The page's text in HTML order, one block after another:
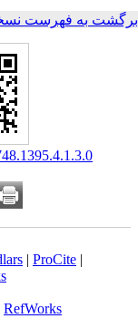
برگشت به فهرست
| ProCite |
RefWorks